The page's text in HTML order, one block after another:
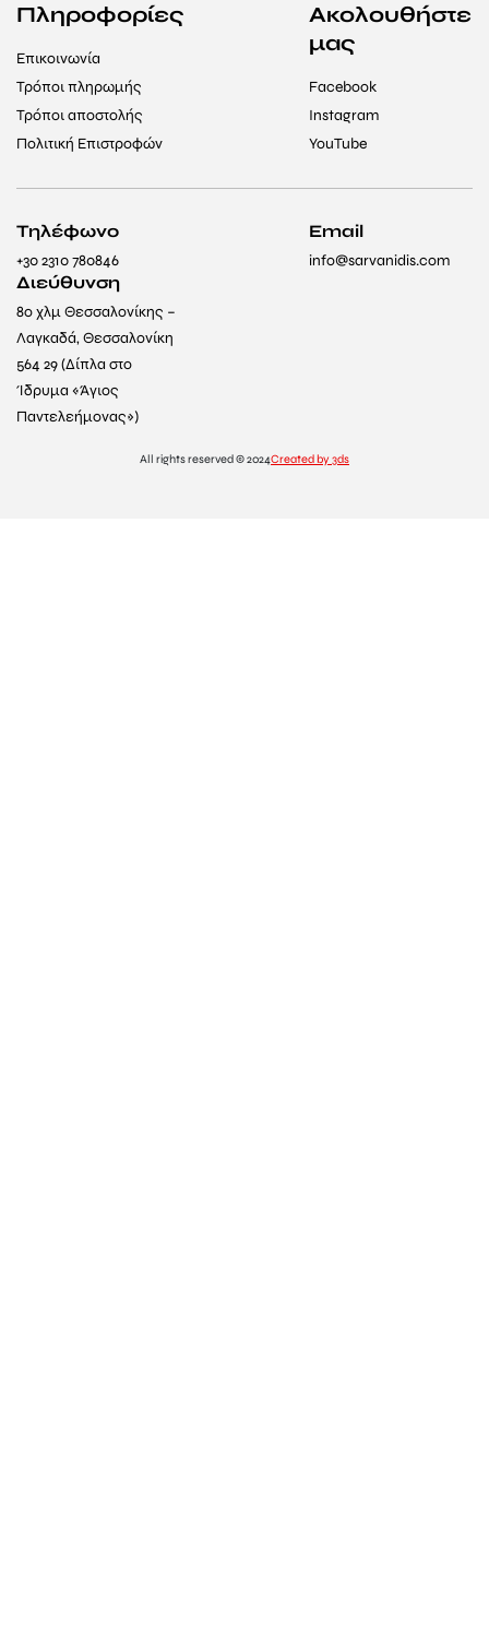
Πληροφορίες
Επικοινωνία
Τρόποι πληρωμής
Τρόποι αποστολής
Πολιτική Επιστροφών
Ακολουθήστε
μας
Facebook
Instagram
YouTube
All rights reserved © 2024Created by 3ds
Τηλέφωνο
+30 2310 780846
Email
info@sarvanidis.com
Διεύθυνση
8ο χλμ Θεσσαλονίκης –
Λαγκαδά, Θεσσαλονίκη
564 29 (Δίπλα στο
Ίδρυμα «Άγιος
Παντελεήμονας»)